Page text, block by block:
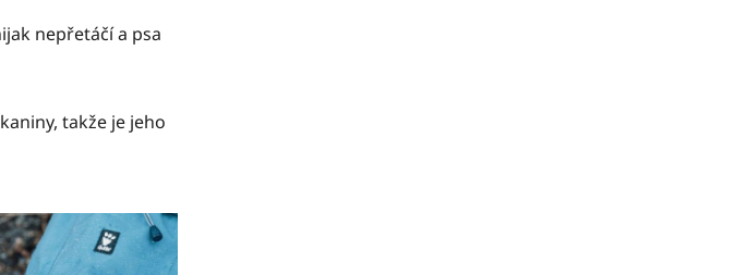
nepřetáčí a psa
takže je jeho